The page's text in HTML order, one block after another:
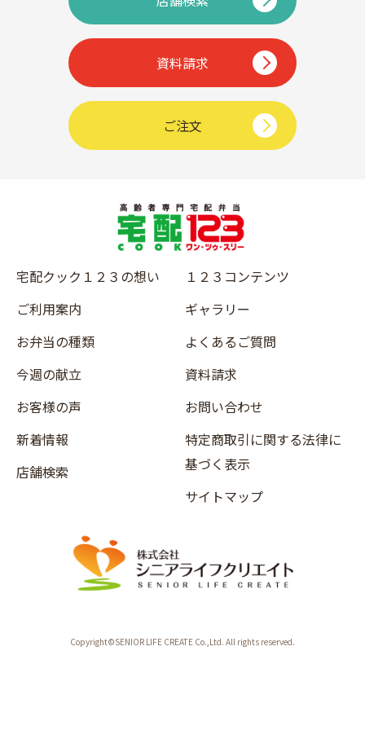
資料請求
ご注文
宅配クック１２３の想い
ご利用案内
お弁当の種類
今週の献立
お客様の声
新着情報
店舗検索
１２３コンテンツ
ギャラリー
よくあるご質問
資料請求
お問い合わせ
特定商取引に関する法律に
基づく表示
サイトマップ
Copyright©SENIOR LIFE CREATE Co.,Ltd. All rights reserved.